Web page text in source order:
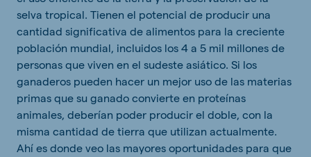
selva tropical. Tienen el potencial de producir una
cantidad significativa de alimentos para la creciente
población mundial, incluidos los 4 a 5 mil millones de
personas que viven en el sudeste asiático. Si los
ganaderos pueden hacer un mejor uso de las materias
primas que su ganado convierte en proteínas
animales, deberían poder producir el doble, con la
misma cantidad de tierra que utilizan actualmente.
Ahí es donde veo las mayores oportunidades para que